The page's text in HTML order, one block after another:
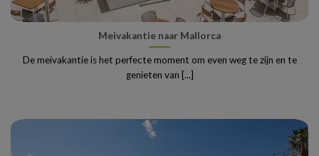
Meivakantie naar Mallorca
De meivakantie is het perfecte moment om even weg te zijn en te
genieten van [...]